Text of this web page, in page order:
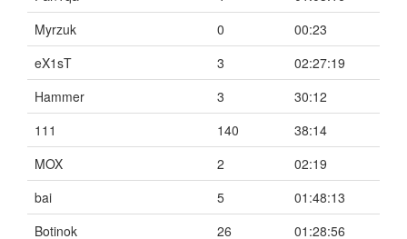
Myrzuk
0
00:23
eX1sT
3
02:27:19
Hammer
3
30:12
111
140
38:14
MOX
2
02:19
bai
5
01:48:13
Botinok
26
01:28:56